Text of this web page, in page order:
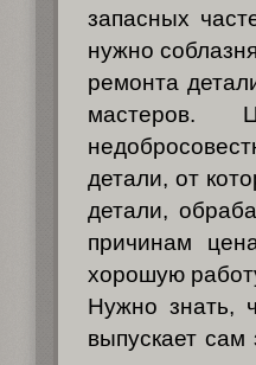
запасных
нужно
ремонта
мастеров.
детали, от
детали,
причинам
хорошую
Нужно знать,
выпускает сам